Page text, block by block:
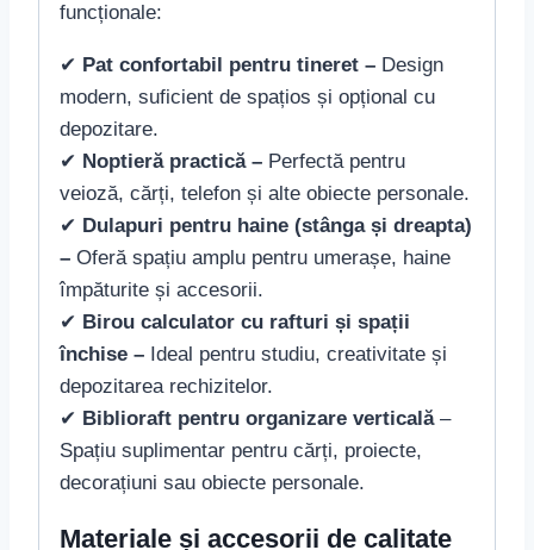
funcționale:
✔ Pat confortabil pentru tineret – Design
modern, suficient de spațios și opțional cu
depozitare.
✔ Noptieră practică – Perfectă pentru
veioză, cărți, telefon și alte obiecte personale.
✔ Dulapuri pentru haine (stânga și dreapta)
– Oferă spațiu amplu pentru umerașe, haine
împăturite și accesorii.
✔ Birou calculator cu rafturi și spații
închise – Ideal pentru studiu, creativitate și
depozitarea rechizitelor.
✔ Biblioraft pentru organizare verticală –
Spațiu suplimentar pentru cărți, proiecte,
decorațiuni sau obiecte personale.
Materiale și accesorii de calitate